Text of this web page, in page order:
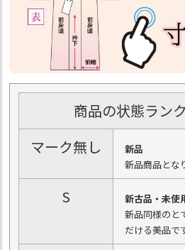
商品の状態ラン
マーク無し
新品
新品商品とな
S
新古品・未使
新品同様のと
だける美品で